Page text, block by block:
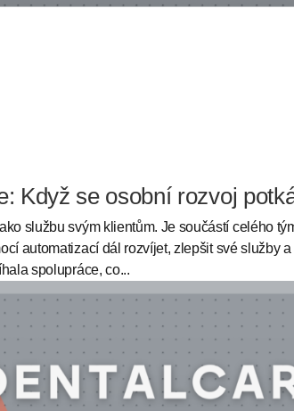
Když se osobní rozvoj
službu svým klientům. Je součástí celého
automatizací dál rozvíjet, zlepšit své služby
spolupráce, co...